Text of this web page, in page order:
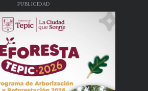
PUBLICIDAD